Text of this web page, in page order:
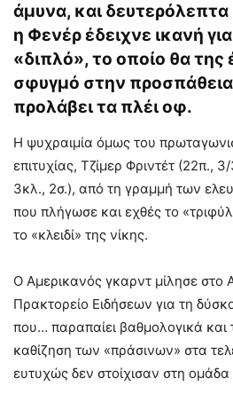
άμυνα, και
η Φενέρ έδειχνε ικανή
«διπλό», το οποίο θα της
σφυγμό στην προσπάθεια
προλάβει τα πλέι οφ.
Η ψυχραιμία όμως του
επιτυχίας, Τζίμερ Φριντέτ (22π.,
3κλ., 2σ.), από τη γραμμή των
που πλήγωσε και εχθές το
το «κλειδί» της νίκης.
Ο Αμερικανός γκαρντ μίλησε στο
Πρακτορείο Ειδήσεων για τη
που… παραπαίει βαθμολογικά και
καθίζηση των «πράσινων» στα
ευτυχώς δεν στοίχισαν στη ομάδα